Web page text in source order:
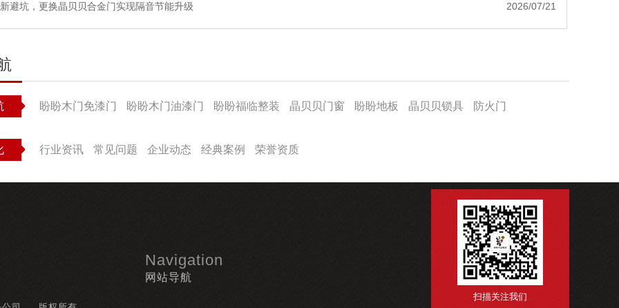
避坑，更换晶贝贝合金门实现隔音节能升级 2026/07/21
盼盼木门免漆门 盼盼木门油漆门 盼盼福临整装 晶贝贝门窗 盼盼地板 晶贝贝锁具 防火门
行业资讯 常见问题 企业动态 经典案例 荣誉资质
Navigation
网站导航
扫描关注我们